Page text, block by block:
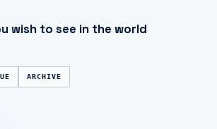
wish to see in the world
ARCHIVE